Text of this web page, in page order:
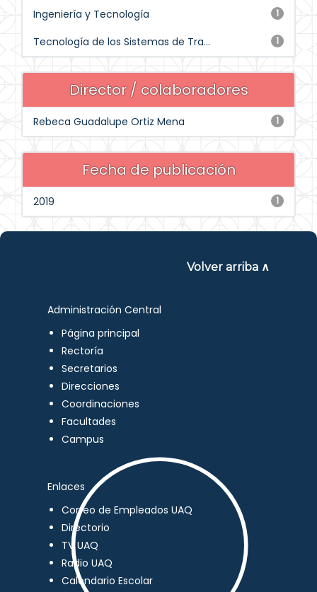
1
Ingeniería y Tecnología
1
Tecnología de los Sistemas de Tra...
Director / colaboradores
1
Rebeca Guadalupe Ortiz Mena
Fecha de publicación
1
2019
Volver arriba ∧
Administración Central
Página principal
Rectoría
Secretarios
Direcciones
Coordinaciones
Facultades
Campus
Enlaces
Correo de Empleados UAQ
Directorio
TV UAQ
Radio UAQ
Calendario Escolar